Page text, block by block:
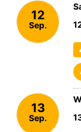
12
Sep.
2026
13
Sep.
2026